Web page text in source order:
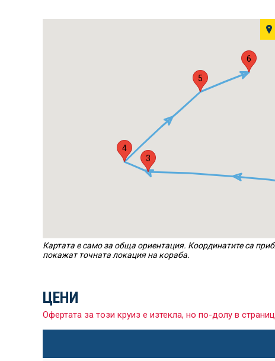
3
4
5
6
Картата е само за обща ориентация. Координатите са
покажат точната локация на кораба.
ЦЕНИ
Офертата за този круиз е изтекла, но по-долу в